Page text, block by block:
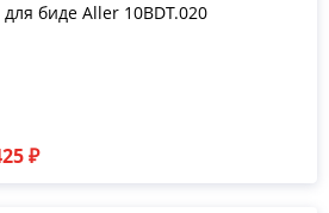
биде Aller 10BDT.020
₽